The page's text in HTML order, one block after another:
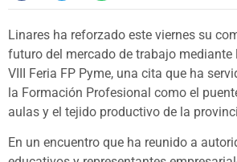
Linares ha reforzado este viernes su
futuro del mercado de trabajo mediante
VIII Feria FP Pyme, una cita que ha
la Formación Profesional como el
aulas y el tejido productivo de la
En un encuentro que ha reunido a